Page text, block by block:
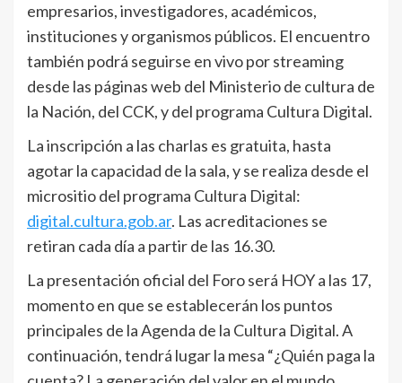
empresarios, investigadores, académicos,
instituciones y organismos públicos. El encuentro
también podrá seguirse en vivo por streaming
desde las páginas web del Ministerio de cultura de
la Nación, del CCK, y del programa Cultura Digital.
La inscripción a las charlas es gratuita, hasta
agotar la capacidad de la sala, y se realiza desde el
micrositio del programa Cultura Digital:
digital.cultura.gob.ar. Las acreditaciones se
retiran cada día a partir de las 16.30.
La presentación oficial del Foro será HOY a las 17,
momento en que se establecerán los puntos
principales de la Agenda de la Cultura Digital. A
continuación, tendrá lugar la mesa “¿Quién paga la